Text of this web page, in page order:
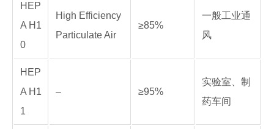
HEP
A H1
0
High Efficiency
Particulate Air
≥85%
一般工业通
风
HEP
A H1
1
– ≥95%
实验室、制
药车间